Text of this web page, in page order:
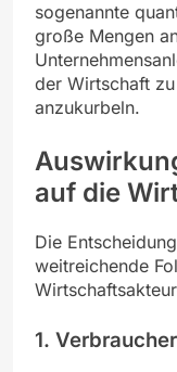
sogenannte
große Mengen
der Wirtschaft
anzukurbeln.
auf die
Die
weitreichende
1. Verbraucher